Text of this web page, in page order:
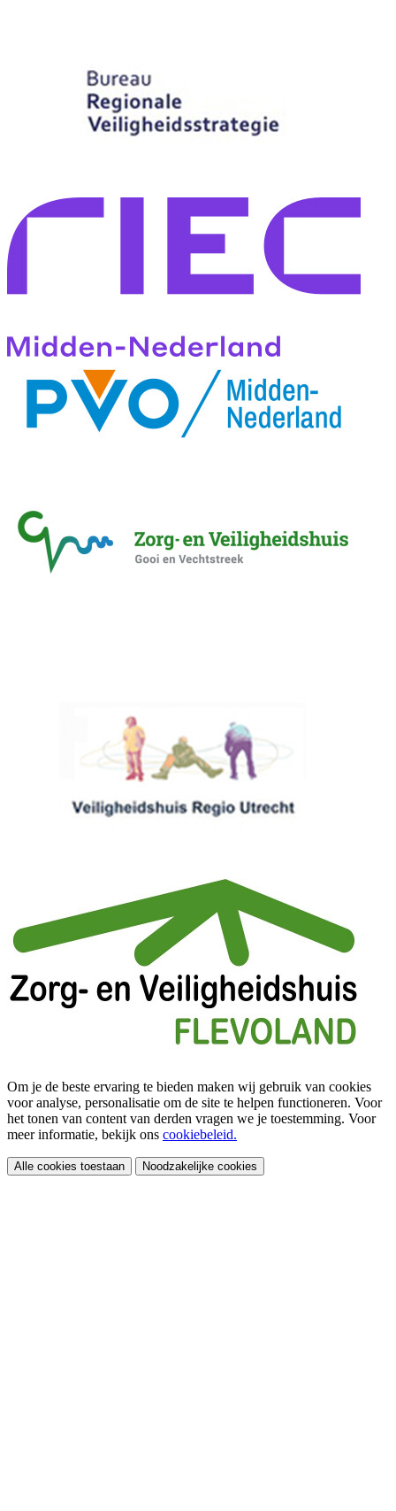
Om je de beste ervaring te bieden maken wij gebruik van cookies
voor analyse, personalisatie om de site te helpen functioneren. Voor
het tonen van content van derden vragen we je toestemming. Voor
meer informatie, bekijk ons cookiebeleid.
Alle cookies toestaan Noodzakelijke cookies